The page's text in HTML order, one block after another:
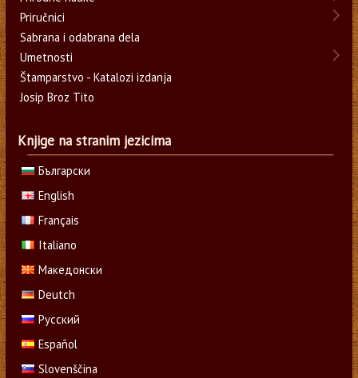
Priručnici
Sabrana i odabrana dela
Umetnosti
Štamparstvo - Katalozi izdanja
Josip Broz Tito
Knjige na stranim jezicima
Български
English
Français
Italiano
Македонски
Deutch
Русский
Español
Slovenščina